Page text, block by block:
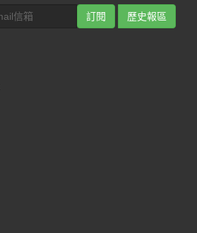
訂閱 歷史報區